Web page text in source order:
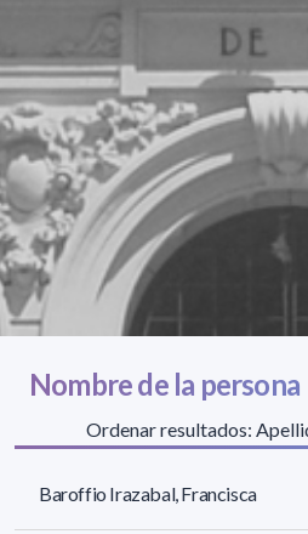
Nombre de la persona
Ordenar resultados:
Baroffio Irazabal, Francisca